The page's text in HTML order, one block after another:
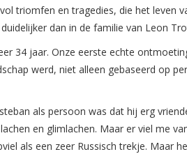
triomfen en tragedies, die het leven
dan in de familie van Leon
34 jaar. Onze eerste echte
werd, niet alleen gebaseerd op
als persoon was dat hij erg
en glimlachen. Maar er viel me
als een zeer Russisch trekje. Maar